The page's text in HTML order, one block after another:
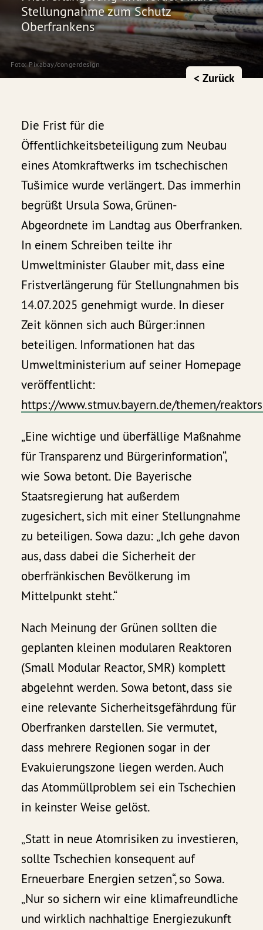
Foto: Pixabay/congerdesign
Stellungnahme zum Schutz
Oberfrankens
< Zurück
Die Frist für die
Öffentlichkeitsbeteiligung zum Neubau
eines Atomkraftwerks im tschechischen
Tušimice wurde verlängert. Das immerhin
begrüßt Ursula Sowa, Grünen-
Abgeordnete im Landtag aus Oberfranken.
In einem Schreiben teilte ihr
Umweltminister Glauber mit, dass eine
Fristverlängerung für Stellungnahmen bis
14.07.2025 genehmigt wurde. In dieser
Zeit können sich auch Bürger:innen
beteiligen. Informationen hat das
Umweltministerium auf seiner Homepage
veröffentlicht:
https://www.stmuv.bayern.de/themen/
„Eine wichtige und überfällige Maßnahme
für Transparenz und Bürgerinformation“,
wie Sowa betont. Die Bayerische
Staatsregierung hat außerdem
zugesichert, sich mit einer Stellungnahme
zu beteiligen. Sowa dazu: „Ich gehe davon
aus, dass dabei die Sicherheit der
oberfränkischen Bevölkerung im
Mittelpunkt steht.“
Nach Meinung der Grünen sollten die
geplanten kleinen modularen Reaktoren
(Small Modular Reactor, SMR) komplett
abgelehnt werden. Sowa betont, dass sie
eine relevante Sicherheitsgefährdung für
Oberfranken darstellen. Sie vermutet,
dass mehrere Regionen sogar in der
Evakuierungszone liegen werden. Auch
das Atommüllproblem sei ein Tschechien
in keinster Weise gelöst.
„Statt in neue Atomrisiken zu investieren,
sollte Tschechien konsequent auf
Erneuerbare Energien setzen“, so Sowa.
„Nur so sichern wir eine klimafreundliche
und wirklich nachhaltige Energiezukunft